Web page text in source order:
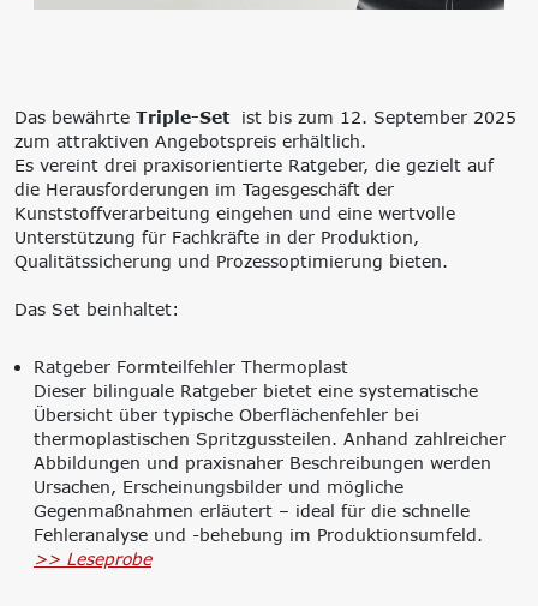
‘Lernen formt
e.V.
Consulting: Strategie,
Transformation,
Umsetzung
Innovationsnetzwerke
Internationalisierung
k-branche.de
EcoDesign
PCF, Produkt &
Portfolio
Doppelte
Wesentlichkeit, KPI &
Strategien
Corporate Carbon
Das bewährte Triple-Set ist bis zum 12. September 2025
zum attraktiven Angebotspreis erhältlich.
Es vereint drei praxisorientierte Ratgeber, die gezielt auf
die Herausforderungen im Tagesgeschäft der
Kunststoffverarbeitung eingehen und eine wertvolle
Unterstützung für Fachkräfte in der Produktion,
Qualitätssicherung und Prozessoptimierung bieten.
Das Set beinhaltet:
Ratgeber Formteilfehler Thermoplast
Dieser bilinguale Ratgeber bietet eine systematische
Übersicht über typische Oberflächenfehler bei
thermoplastischen Spritzgussteilen. Anhand zahlreicher
Abbildungen und praxisnaher Beschreibungen werden
Ursachen, Erscheinungsbilder und mögliche
Gegenmaßnahmen erläutert – ideal für die schnelle
Fehleranalyse und -behebung im Produktionsumfeld.
>> Leseprobe